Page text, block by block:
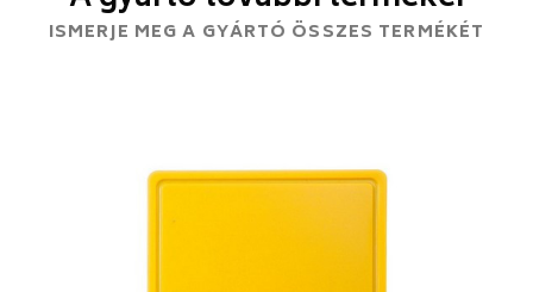
ISMERJE MEG A GYÁRTÓ ÖSSZES TERMÉKÉT